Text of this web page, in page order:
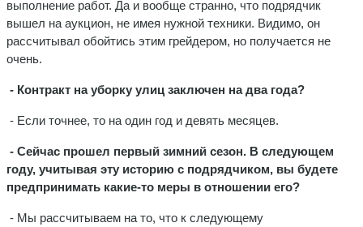
выполнение работ. Да и вообще странно, что подрядчик
вышел на аукцион, не имея нужной техники. Видимо, он
рассчитывал обойтись этим грейдером, но получается не
очень.
- Контракт на уборку улиц заключен на два года?
- Если точнее, то на один год и девять месяцев.
- Сейчас прошел первый зимний сезон. В следующем
году, учитывая эту историю с подрядчиком, вы будете
предпринимать какие-то меры в отношении его?
- Мы рассчитываем на то, что к следующему